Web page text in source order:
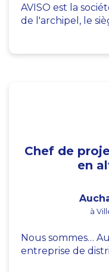
AVISO est la
de l'archipel, le
Chef de
en
à
Nous sommes…
entreprise de